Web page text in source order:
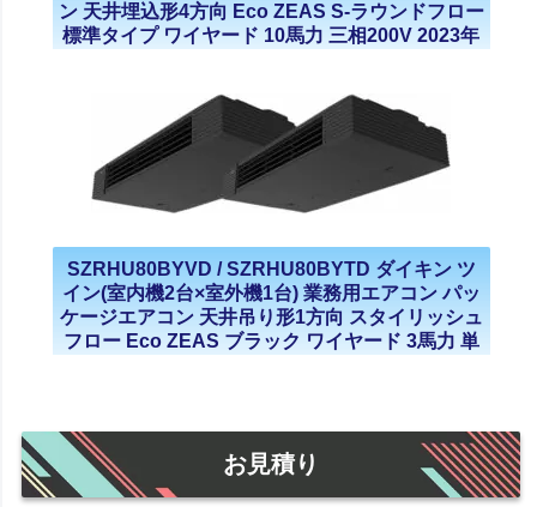
ン 天井埋込形4方向 Eco ZEAS S-ラウンドフロー
標準タイプ ワイヤード 10馬力 三相200V 2023年
SZRHU80BYVD / SZRHU80BYTD ダイキン ツ
イン(室内機2台×室外機1台) 業務用エアコン パッ
ケージエアコン 天井吊り形1方向 スタイリッシュ
フロー Eco ZEAS ブラック ワイヤード 3馬力 単
お見積り